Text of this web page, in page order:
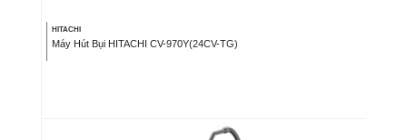
HITACHI
Máy Hút Bụi HITACHI CV-970Y(24CV-TG)